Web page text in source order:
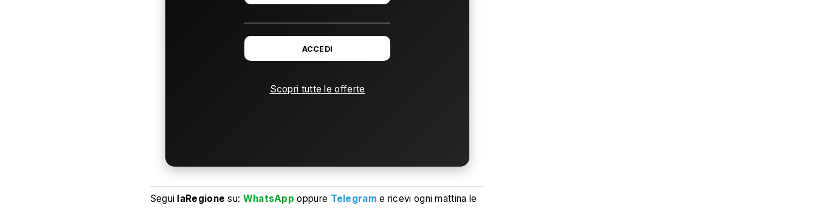
ACCEDI
Scopri tutte le offerte
Segui laRegione su: WhatsApp oppure Telegram e ricevi ogni mattina le